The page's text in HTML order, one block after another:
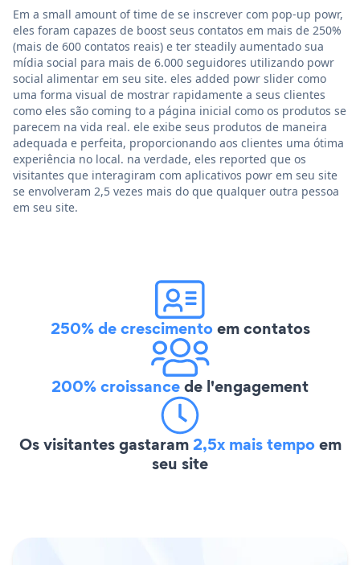
Em a small amount of time de se inscrever com pop-up powr,
eles foram capazes de boost seus contatos em mais de 250%
(mais de 600 contatos reais) e ter steadily aumentado sua
mídia social para mais de 6.000 seguidores utilizando powr
social alimentar em seu site. eles added powr slider como
uma forma visual de mostrar rapidamente a seus clientes
como eles são coming to a página inicial como os produtos se
parecem na vida real. ele exibe seus produtos de maneira
adequada e perfeita, proporcionando aos clientes uma ótima
experiência no local. na verdade, eles reported que os
visitantes que interagiram com aplicativos powr em seu site
se envolveram 2,5 vezes mais do que qualquer outra pessoa
em seu site.
250% de crescimentoem contatos
200% croissancede l'engagement
Os visitantes gastaram2,5x mais tempoem
seu site